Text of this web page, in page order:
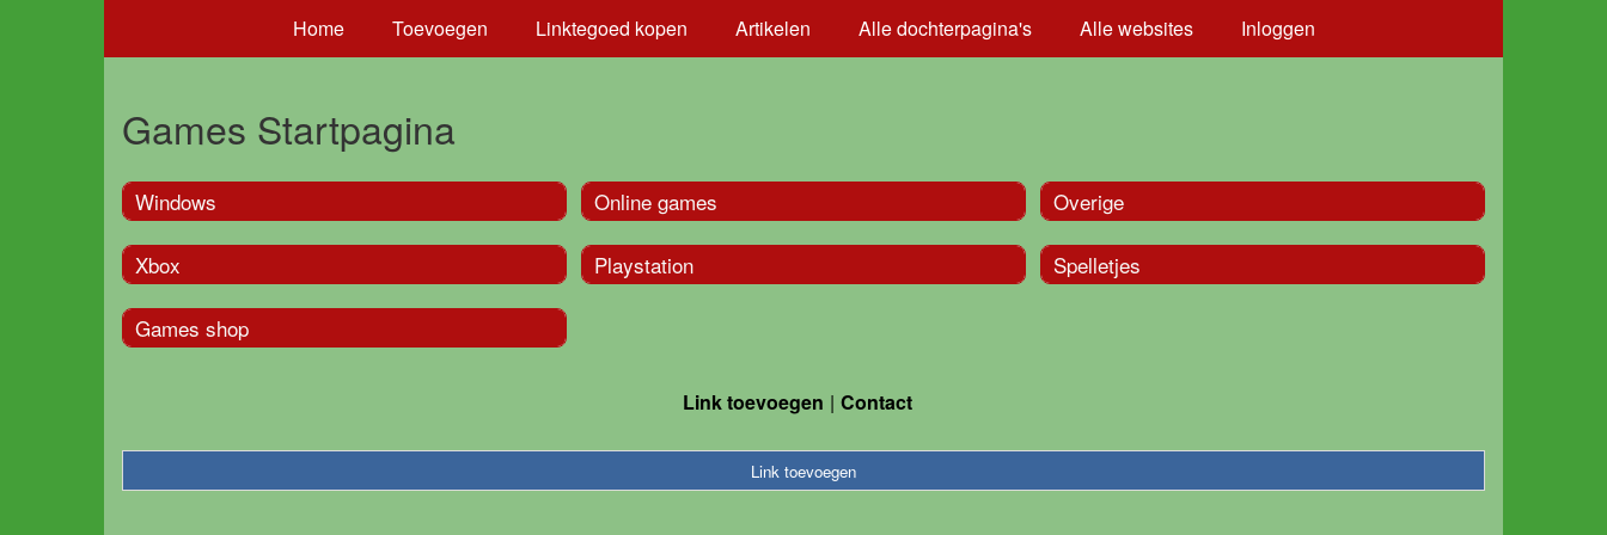
Home Toevoegen Linktegoed kopen Artikelen Alle dochterpagina's Alle websites Inloggen
Games Startpagina
Windows
Xbox
Games shop
Online games
Playstation
Overige
Spelletjes
Link toevoegen Contact
Link toevoegen